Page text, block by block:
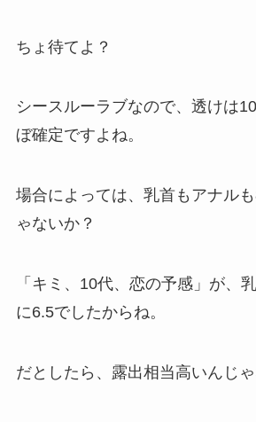
ちょ待てよ？
シースルーラブなので、透けは
ぼ確定ですよね。
場合によっては、乳首もアナル
ゃないか？
「キミ、10代、恋の予感」が、
に6.5でしたからね。
だとしたら、露出相当高いんじ